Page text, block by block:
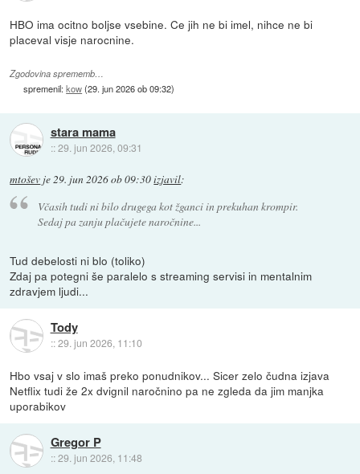
HBO ima ocitno boljse vsebine. Ce jih ne bi imel, nihce ne bi
placeval visje narocnine.
Zgodovina sprememb…
spremenil:kow(29. jun 2026 ob 09:32)
stara mama
::29. jun 2026, 09:31
mtošev je29. jun 2026 ob 09:30izjavil:
Včasih tudi ni bilo drugega kot žganci in prekuhan krompir.
Sedaj pa zanju plačujete naročnine...
Tud debelosti ni blo (toliko)
Zdaj pa potegni še paralelo s streaming servisi in mentalnim
zdravjem ljudi...
Tody
::29. jun 2026, 11:10
Hbo vsaj v slo imaš preko ponudnikov... Sicer zelo čudna izjava
Netflix tudi že 2x dvignil naročnino pa ne zgleda da jim manjka
uporabikov
Gregor P
::29. jun 2026, 11:48